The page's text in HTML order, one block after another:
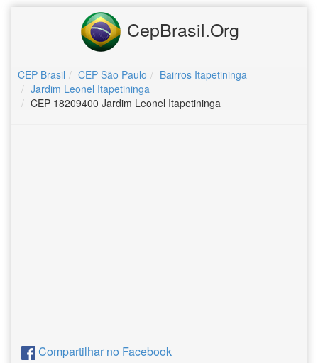
CepBrasil.Org
CEP Brasil CEP São Paulo
Bairros Itapetininga
Jardim Leonel Itapetininga
CEP 18209400 Jardim Leonel Itapetininga
Compartilhar no Facebook